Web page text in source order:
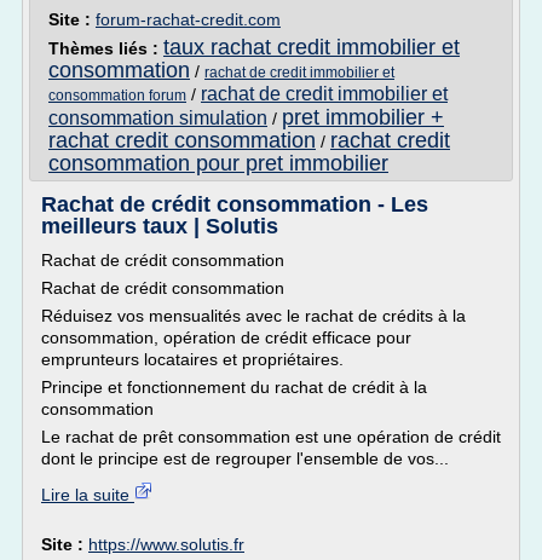
Site : forum-rachat-credit.com
Thèmes liés : taux rachat credit immobilier et
consommation / rachat de credit immobilier et
consommation forum / rachat de credit immobilier et
consommation simulation / pret immobilier +
rachat credit consommation / rachat credit
consommation pour pret immobilier
Rachat de crédit consommation - Les
meilleurs taux | Solutis
Rachat de crédit consommation
Rachat de crédit consommation
Réduisez vos mensualités avec le rachat de crédits à la
consommation, opération de crédit efficace pour
emprunteurs locataires et propriétaires.
Principe et fonctionnement du rachat de crédit à la
consommation
Le rachat de prêt consommation est une opération de crédit
dont le principe est de regrouper l'ensemble de vos...
Lire la suite
Site : https://www.solutis.fr